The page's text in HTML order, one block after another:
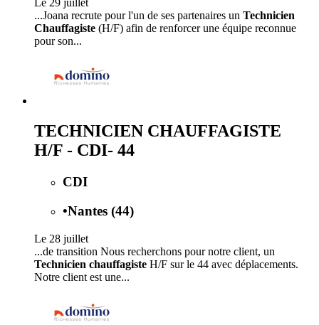
Le 29 juillet
...Joana recrute pour l'un de ses partenaires un Technicien
Chauffagiste (H/F) afin de renforcer une équipe reconnue
pour son...
TECHNICIEN CHAUFFAGISTE
H/F - CDI- 44
CDI
•Nantes (44)
Le 28 juillet
...de transition Nous recherchons pour notre client, un
Technicien chauffagiste H/F sur le 44 avec déplacements.
Notre client est une...